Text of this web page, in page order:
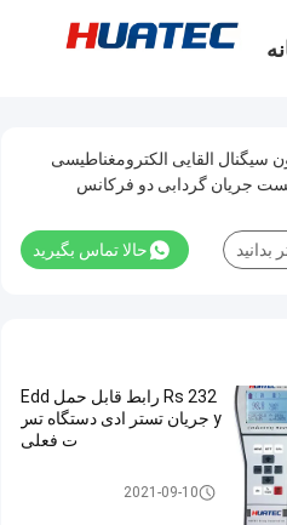
سیگنال القایی الکترومغناطیسی
جریان گردابی دو فرکانس
حالا تماس بگیرید بدانید
Rs 232 رابط قابل حمل Edd
y جریان تستر ادی دستگاه تس
ت فعلی
تجهیزات تست جرثقیل2021-09-10